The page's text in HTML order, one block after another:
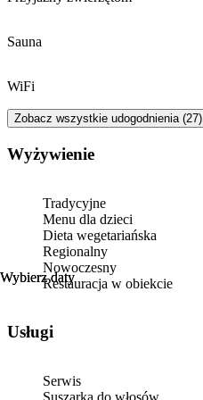
Wybierz daty
Wybierz daty
Sauna
WiFi
Zobacz wszystkie udogodnienia (27)
Wyżywienie
Tradycyjne
Menu dla dzieci
Dieta wegetariańska
Regionalny
Nowoczesny
Restauracja w obiekcie
Usługi
Serwis
Suszarka do włosów